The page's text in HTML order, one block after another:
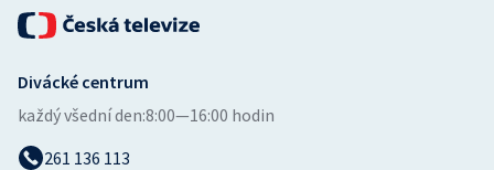
Divácké centrum
každý všední den:8:00—16:00 hodin
261 136 113